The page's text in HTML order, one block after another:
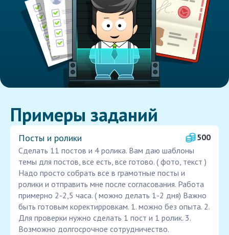
Примеры заданий
Посты и ролики
500
Сделать 11 постов и 4 ролика. Вам даю шаблоны
темы для постов, все есть, все готово. ( фото, текст )
Надо просто собрать все в грамотные посты и
ролики и отправить мне после согласования. Работа
примерно 2-2,5 часа. ( можно делать 1-2 дня) Важно
быть готовым коректирровкам. 1. можно без опыта. 2.
Для проверки нужно сделать 1 пост и 1 ролик. 3.
Возможно долгосрочное сотрудничество.